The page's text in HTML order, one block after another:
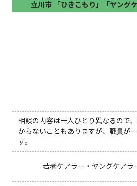
立川市 「ひきこもり」「ヤング
相談の内容は一人ひとり異なるので
からないこともありますが、職員が
す。
若者ケアラー・ヤングケアラ